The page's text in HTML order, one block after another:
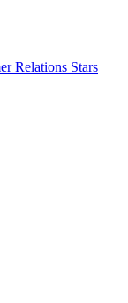
Relations Stars